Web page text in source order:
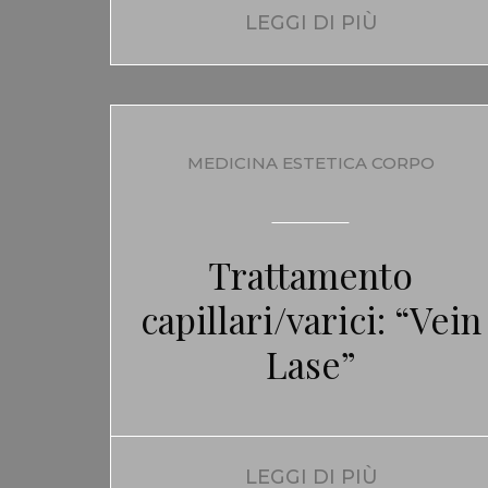
LEGGI DI PIÙ
MEDICINA ESTETICA CORPO
Trattamento
capillari/varici: “Vein
Lase”
LEGGI DI PIÙ